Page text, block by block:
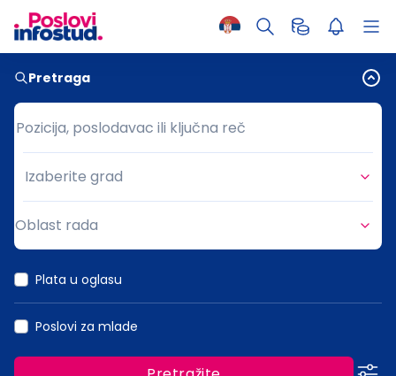
Pretraga
Pozicija, poslodavac ili ključna reč
Pozicija, poslodavac ili ključna reč
Grad
Izaberite grad
Oblast rada
Plata u oglasu
Poslovi za mlade